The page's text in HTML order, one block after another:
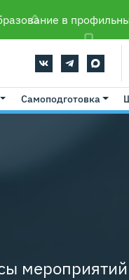
в
Самоподготовка
мероприятий